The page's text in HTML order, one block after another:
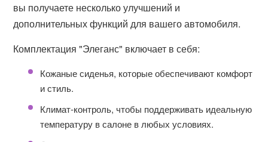
вы получаете несколько улучшений и
дополнительных функций для вашего автомобиля.
Комплектация "Элеганс" включает в себя:
Кожаные сиденья, которые обеспечивают комфорт
и стиль.
Климат-контроль, чтобы поддерживать идеальную
температуру в салоне в любых условиях.